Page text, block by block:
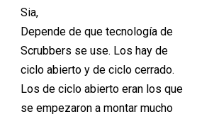
Sia,
Depende de que tecnología de
Scrubbers se use. Los hay de
ciclo abierto y de ciclo cerrado.
Los de ciclo abierto eran los que
se empezaron a montar mucho